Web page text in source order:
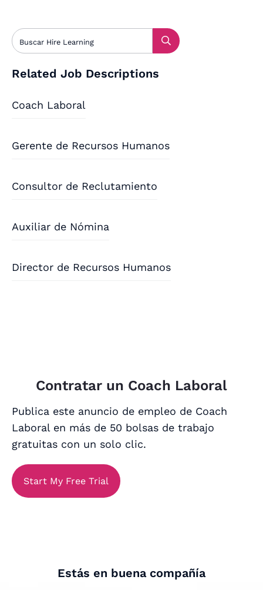
Related Job Descriptions
Coach Laboral
Gerente de Recursos Humanos
Consultor de Reclutamiento
Auxiliar de Nómina
Director de Recursos Humanos
Contratar un Coach Laboral
Publica este anuncio de empleo de Coach
Laboral en más de 50 bolsas de trabajo
gratuitas con un solo clic.
Start My Free Trial
Estás en buena compañía